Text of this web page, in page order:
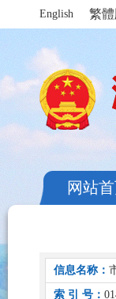
English 繁體
网站
信息名称：
索 引 号：